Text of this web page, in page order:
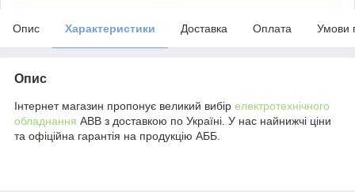
Опис Характеристики Доставка Оплата Умови
Опис
Інтернет магазин пропонує великий вибір електротехнічного
обладнання ABB з доставкою по Україні. У нас найнижчі ціни
та офіційна гарантія на продукцію АББ.